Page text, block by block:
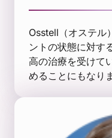
Osstell（オステル
ントの状態に対す
高の治療を受けて
めることにもなり